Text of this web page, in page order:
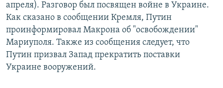
апреля). Разговор был посвящен войне в Украине.
Как сказано в сообщении Кремля, Путин
проинформировал Макрона об "освобождении"
Мариуполя. Также из сообщения следует, что
Путин призвал Запад прекратить поставки
Украине вооружений.